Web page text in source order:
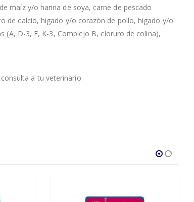
maíz y/o harina de soya, carne de pescado
de calcio, hígado y/o corazón de pollo, hígado y/o
(A, D-3, E, K-3, Complejo B, cloruro de colina),
a tu veterinario.